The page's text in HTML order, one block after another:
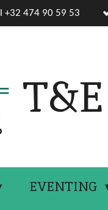
+32 474 90 59 53
EVENTING